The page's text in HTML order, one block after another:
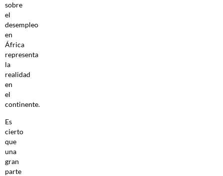
sobre
el
desempleo
en
África
representa
la
realidad
en
el
continente.
Es
cierto
que
una
gran
parte